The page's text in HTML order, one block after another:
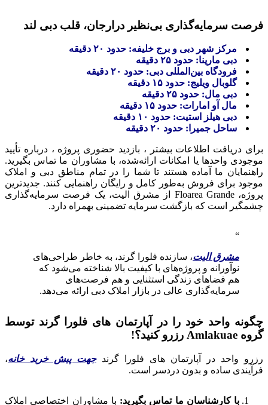
فرصت سرمایه‌گذاری بی‌نظیر درارجان، قلب دبی لند
مرکز شهر دبی و برج خلیفه: حدود ۲۰ دقیقه
دبی مارینا: حدود ۲۵ دقیقه
فرودگاه بین‌المللی دبی: حدود ۲۰ دقیقه
گلوبال ویلیج: حدود ۱۵ دقیقه
دبی مال: حدود ۲۵ دقیقه
مال آو امارات: حدود ۱۵ دقیقه
دبی هیلز استیت: حدود ۱۰ دقیقه
ساحل جمیرا: حدود ۲۰ دقیقه
برای دریافت اطلاعات بیشتر ، بازدید حضوری پروژه ، درباره تأیید
موجودی واحدها یا امکانات ارائه‌شده، با مشاوران ما تماس بگیرید.
راهنمایان ما آماده هستند تا شما را در تمام مناطق دبی و املاک
موجود برای فروش به‌طور کامل و رایگان راهنمایی کنند. جدیدترین
پروژه، Floarea Grande از مشرق الیت، یک فرصت سرمایه‌گذاری
چشمگیر است که بازگشت سرمایه تضمینی بهمراه دارد.
مشرق الیت، سازنده فلورا گرند، به خاطر طراحی‌های
نوآورانه و پروژه‌های با کیفیت بالا شناخته می‌شود که
هم فضاهای زندگی استثنایی و هم فرصت‌های
سرمایه‌گذاری عالی در بازار املاک دبی ارائه می‌دهد.
چگونه واحد خود را در آپارتمان های فلورا گرند توسط
گروه Amlakuae رزرو کنید؟!
رزرو واحد در آپارتمان های فلورا گرندجهت پیش خرید خانه،
فرآیندی ساده و بدون دردسر است.
با کارشناسان ما تماس بگیرید: با مشاوران اختصاصی املاک